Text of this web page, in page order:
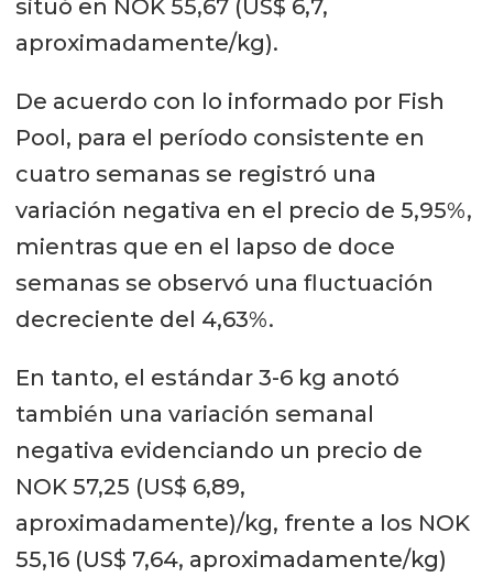
situó en NOK 55,67 (US$ 6,7,
aproximadamente/kg).
De acuerdo con lo informado por Fish
Pool, para el período consistente en
cuatro semanas se registró una
variación negativa en el precio de 5,95%,
mientras que en el lapso de doce
semanas se observó una fluctuación
decreciente del 4,63%.
En tanto, el estándar 3-6 kg anotó
también una variación semanal
negativa evidenciando un precio de
NOK 57,25 (US$ 6,89,
aproximadamente)/kg, frente a los NOK
55,16 (US$ 7,64, aproximadamente/kg)